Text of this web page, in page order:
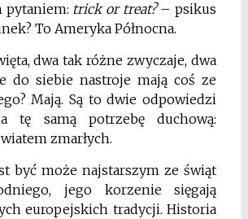
pytaniem: trick or treat?– psikus
To Ameryka Północna.
dwa tak różne zwyczaje, dwa
do siebie nastroje mają coś ze
Mają. Są to dwie odpowiedzi
tę samą potrzebę duchową:
zmarłych.
być może najstarszym ze świąt
jego korzenie sięgają
europejskich tradycji. Historia